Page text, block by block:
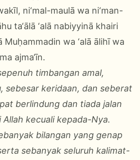
ni‘mal-maulā wa ni‘man-
ta‘ālā ‘alā nabiyyinā khairi
Muḥammadin wa ‘alā ālihī wa
ajma‘īn.
timbangan amal,
sebesar keridaan, dan seberat
berlindung dan tiada jalan
kecuali kepada-Nya.
bilangan yang genap
sebanyak seluruh kalimat-